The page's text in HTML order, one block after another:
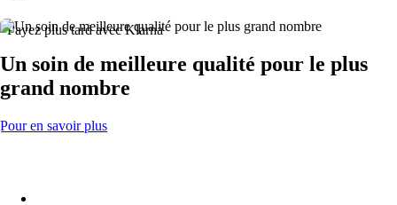
Payez plus tard avec Klarna
Un soin de meilleure qualité pour le plus
grand nombre
Pour en savoir plus